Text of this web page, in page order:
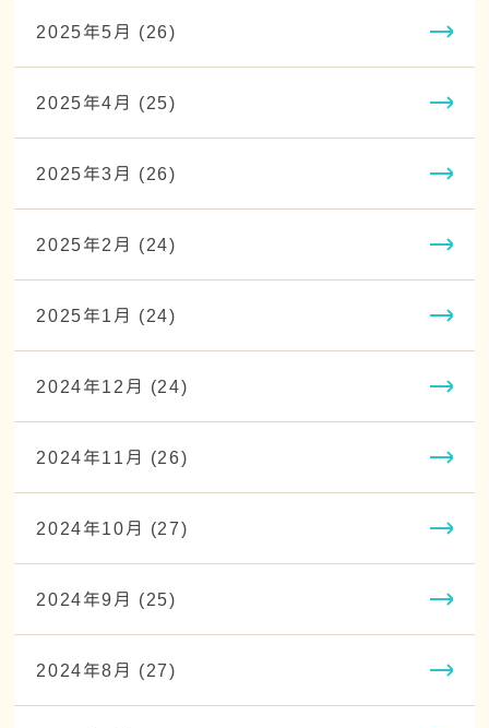
2025年5月 (26)
2025年4月 (25)
2025年3月 (26)
2025年2月 (24)
2025年1月 (24)
2024年12月 (24)
2024年11月 (26)
2024年10月 (27)
2024年9月 (25)
2024年8月 (27)